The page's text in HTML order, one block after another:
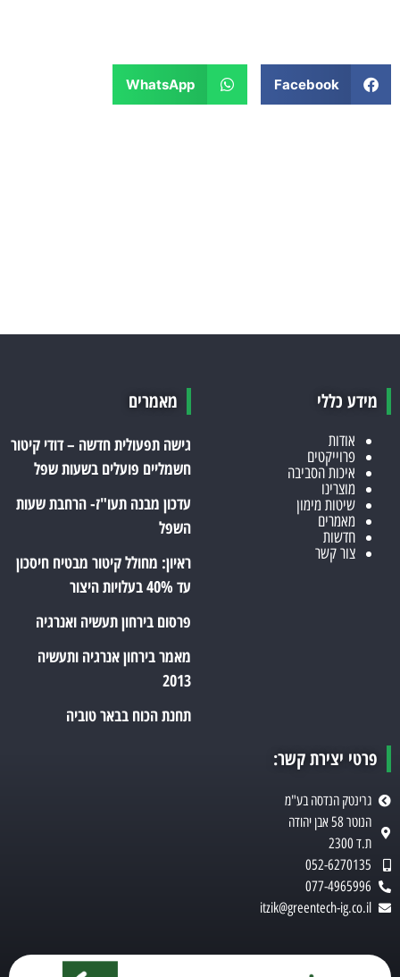
Facebook
WhatsApp
מידע כללי
אודות
פרוייקטים
איכות הסביבה
מוצרינו
שיטות מימון
מאמרים
חדשות
צור קשר
מאמרים
גישה תפעולית חדשה – דודי קיטור
חשמליים פועלים בשעות שפל
עדכון מבנה תעו"ז- הרחבת שעות
השפל
ראיון: מחולל קיטור מבטיח חיסכון
עד 40% בעלויות היצור
פרסום בירחון תעשיה ואנרגיה
מאמר בירחון אנרגיה ותעשיה
2013
תחנת הכוח בבאר טוביה
פרטי יצירת קשר:
גרינטק הנדסה בע"מ
הנוטר 58 אבן יהודה
ת.ד 2300
052-6270135
077-4965996
itzik@greentech-ig.co.il